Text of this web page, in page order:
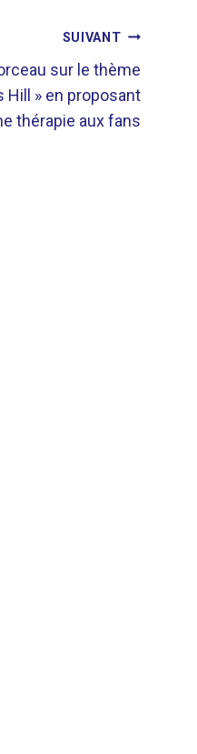
SUIVANT
sur le thème
Hill » en proposant
thérapie aux fans